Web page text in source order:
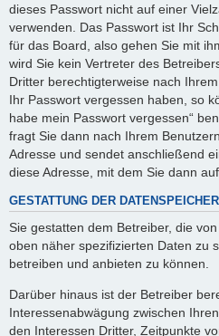
dieses Passwort nicht auf einer
verwenden. Das Passwort ist Ihr
für das Board, also gehen Sie mit
wird Sie kein Vertreter des
Dritter berechtigterweise nach
Ihr Passwort vergessen haben, so
habe mein Passwort vergessen“
fragt Sie dann nach Ihrem
Adresse und sendet anschließend
diese Adresse, mit dem Sie dann
GESTATTUNG DER
Sie gestatten dem Betreiber, die
oben näher spezifizierten Daten zu
betreiben und anbieten zu können.
Darüber hinaus ist der Betreiber
Interessenabwägung zwischen
den Interessen Dritter, Zeitpunkte